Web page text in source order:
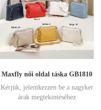
Maxfly női oldal táska GB1810
Kérjük, jelentkezzen be a nagyker
árak megtekintéséhez